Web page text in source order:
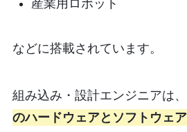
産業用ロボット
などに搭載されています。
組み込み・設計エンジニアは、
のハードウェアとソフトウェ